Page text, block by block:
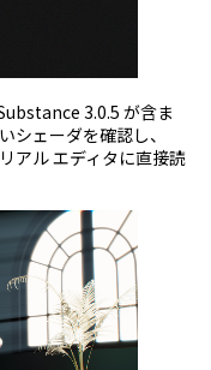
3.0.5 が含ま
シェーダを確認し、
アル エディタに直接読